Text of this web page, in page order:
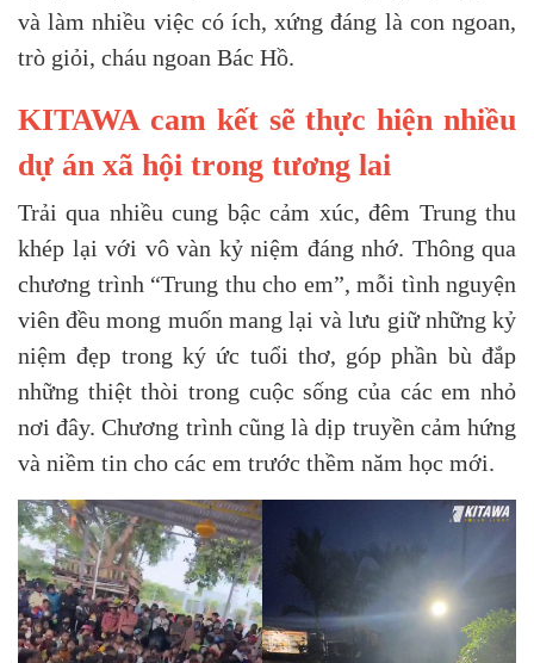
và làm nhiều việc có ích, xứng đáng là con ngoan,
trò giỏi, cháu ngoan Bác Hồ.
KITAWA cam kết sẽ thực hiện nhiều
dự án xã hội trong tương lai
Trải qua nhiều cung bậc cảm xúc, đêm Trung thu
khép lại với vô vàn kỷ niệm đáng nhớ. Thông qua
chương trình “Trung thu cho em”, mỗi tình nguyện
viên đều mong muốn mang lại và lưu giữ những kỷ
niệm đẹp trong ký ức tuổi thơ, góp phần bù đắp
những thiệt thòi trong cuộc sống của các em nhỏ
nơi đây. Chương trình cũng là dịp truyền cảm hứng
và niềm tin cho các em trước thềm năm học mới.